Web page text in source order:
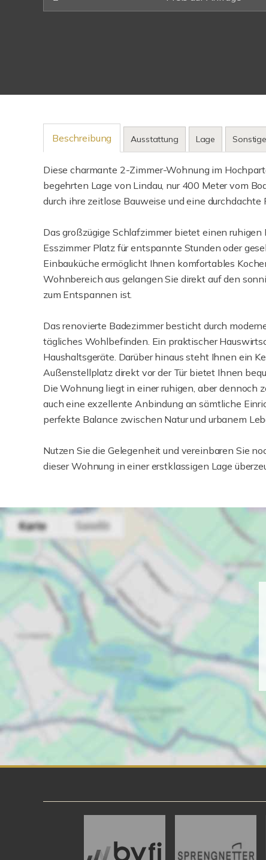
Beschreibung Ausstattung Lage
Diese charmante 2-Zimmer-Wohnung im
begehrten Lage von Lindau, nur 400 Meter vom
durch ihre zeitlose Bauweise und eine durchdachte
Das großzügige Schlafzimmer bietet einen
Esszimmer Platz für entspannte Stunden oder
Einbauküche ermöglicht Ihnen komfortables
Wohnbereich aus gelangen Sie direkt auf den
zum Entspannen ist.
Das renovierte Badezimmer besticht durch
tägliches Wohlbefinden. Ein praktischer
Haushaltsgeräte. Darüber hinaus steht Ihnen ein
Außenstellplatz direkt vor der Tür bietet Ihnen
Die Wohnung liegt in einer ruhigen, aber dennoch
auch eine exzellente Anbindung an sämtliche
perfekte Balance zwischen Natur und urbanem
Nutzen Sie die Gelegenheit und vereinbaren Sie
dieser Wohnung in einer erstklassigen Lage